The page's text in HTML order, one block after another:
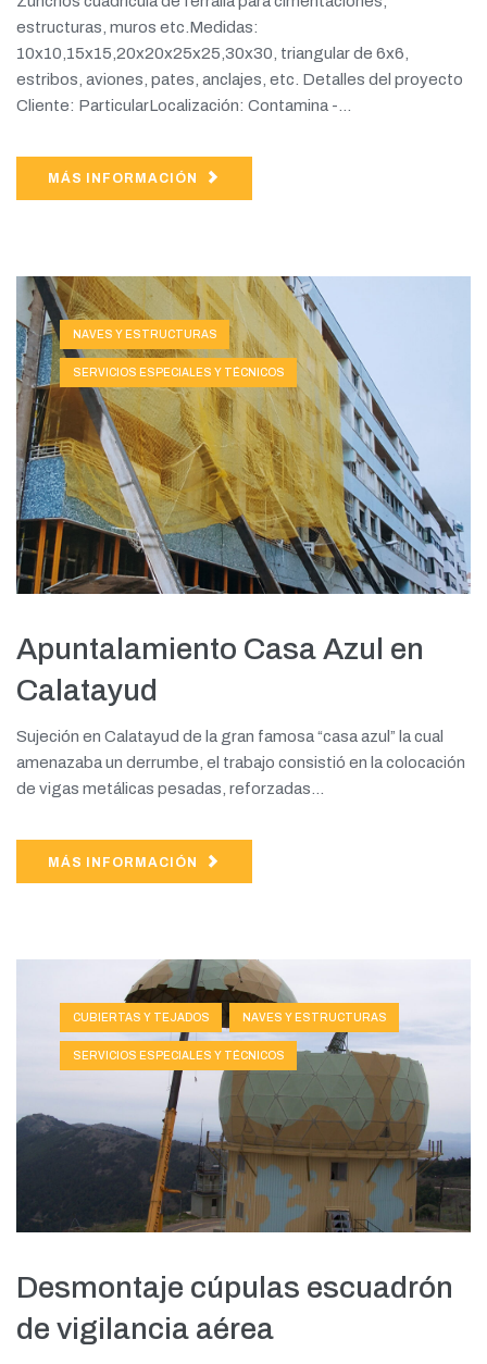
estructuras, muros etc.Medidas:
10x10,15x15,20x20x25x25,30x30, triangular de 6x6,
estribos, aviones, pates, anclajes, etc. Detalles del proyecto
Cliente: ParticularLocalización: Contamina -...
MÁS INFORMACIÓN
NAVES Y ESTRUCTURAS
SERVICIOS ESPECIALES Y TÉCNICOS
Apuntalamiento Casa Azul en
Calatayud
Sujeción en Calatayud de la gran famosa “casa azul” la cual
amenazaba un derrumbe, el trabajo consistió en la colocación
de vigas metálicas pesadas, reforzadas...
MÁS INFORMACIÓN
CUBIERTAS Y TEJADOS NAVES Y ESTRUCTURAS
SERVICIOS ESPECIALES Y TÉCNICOS
Desmontaje cúpulas escuadrón
de vigilancia aérea